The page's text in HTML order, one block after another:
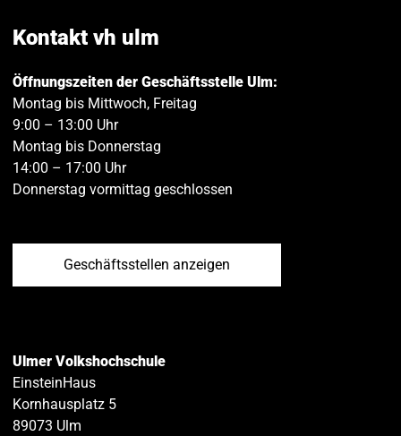
Kontakt vh ulm
Öffnungszeiten der Geschäftsstelle Ulm:
Montag bis Mittwoch, Freitag
9:00 – 13:00 Uhr
Montag bis Donnerstag
14:00 – 17:00 Uhr
Donnerstag vormittag geschlossen
Geschäftsstellen anzeigen
Ulmer Volkshochschule
EinsteinHaus
Kornhausplatz 5
89073 Ulm